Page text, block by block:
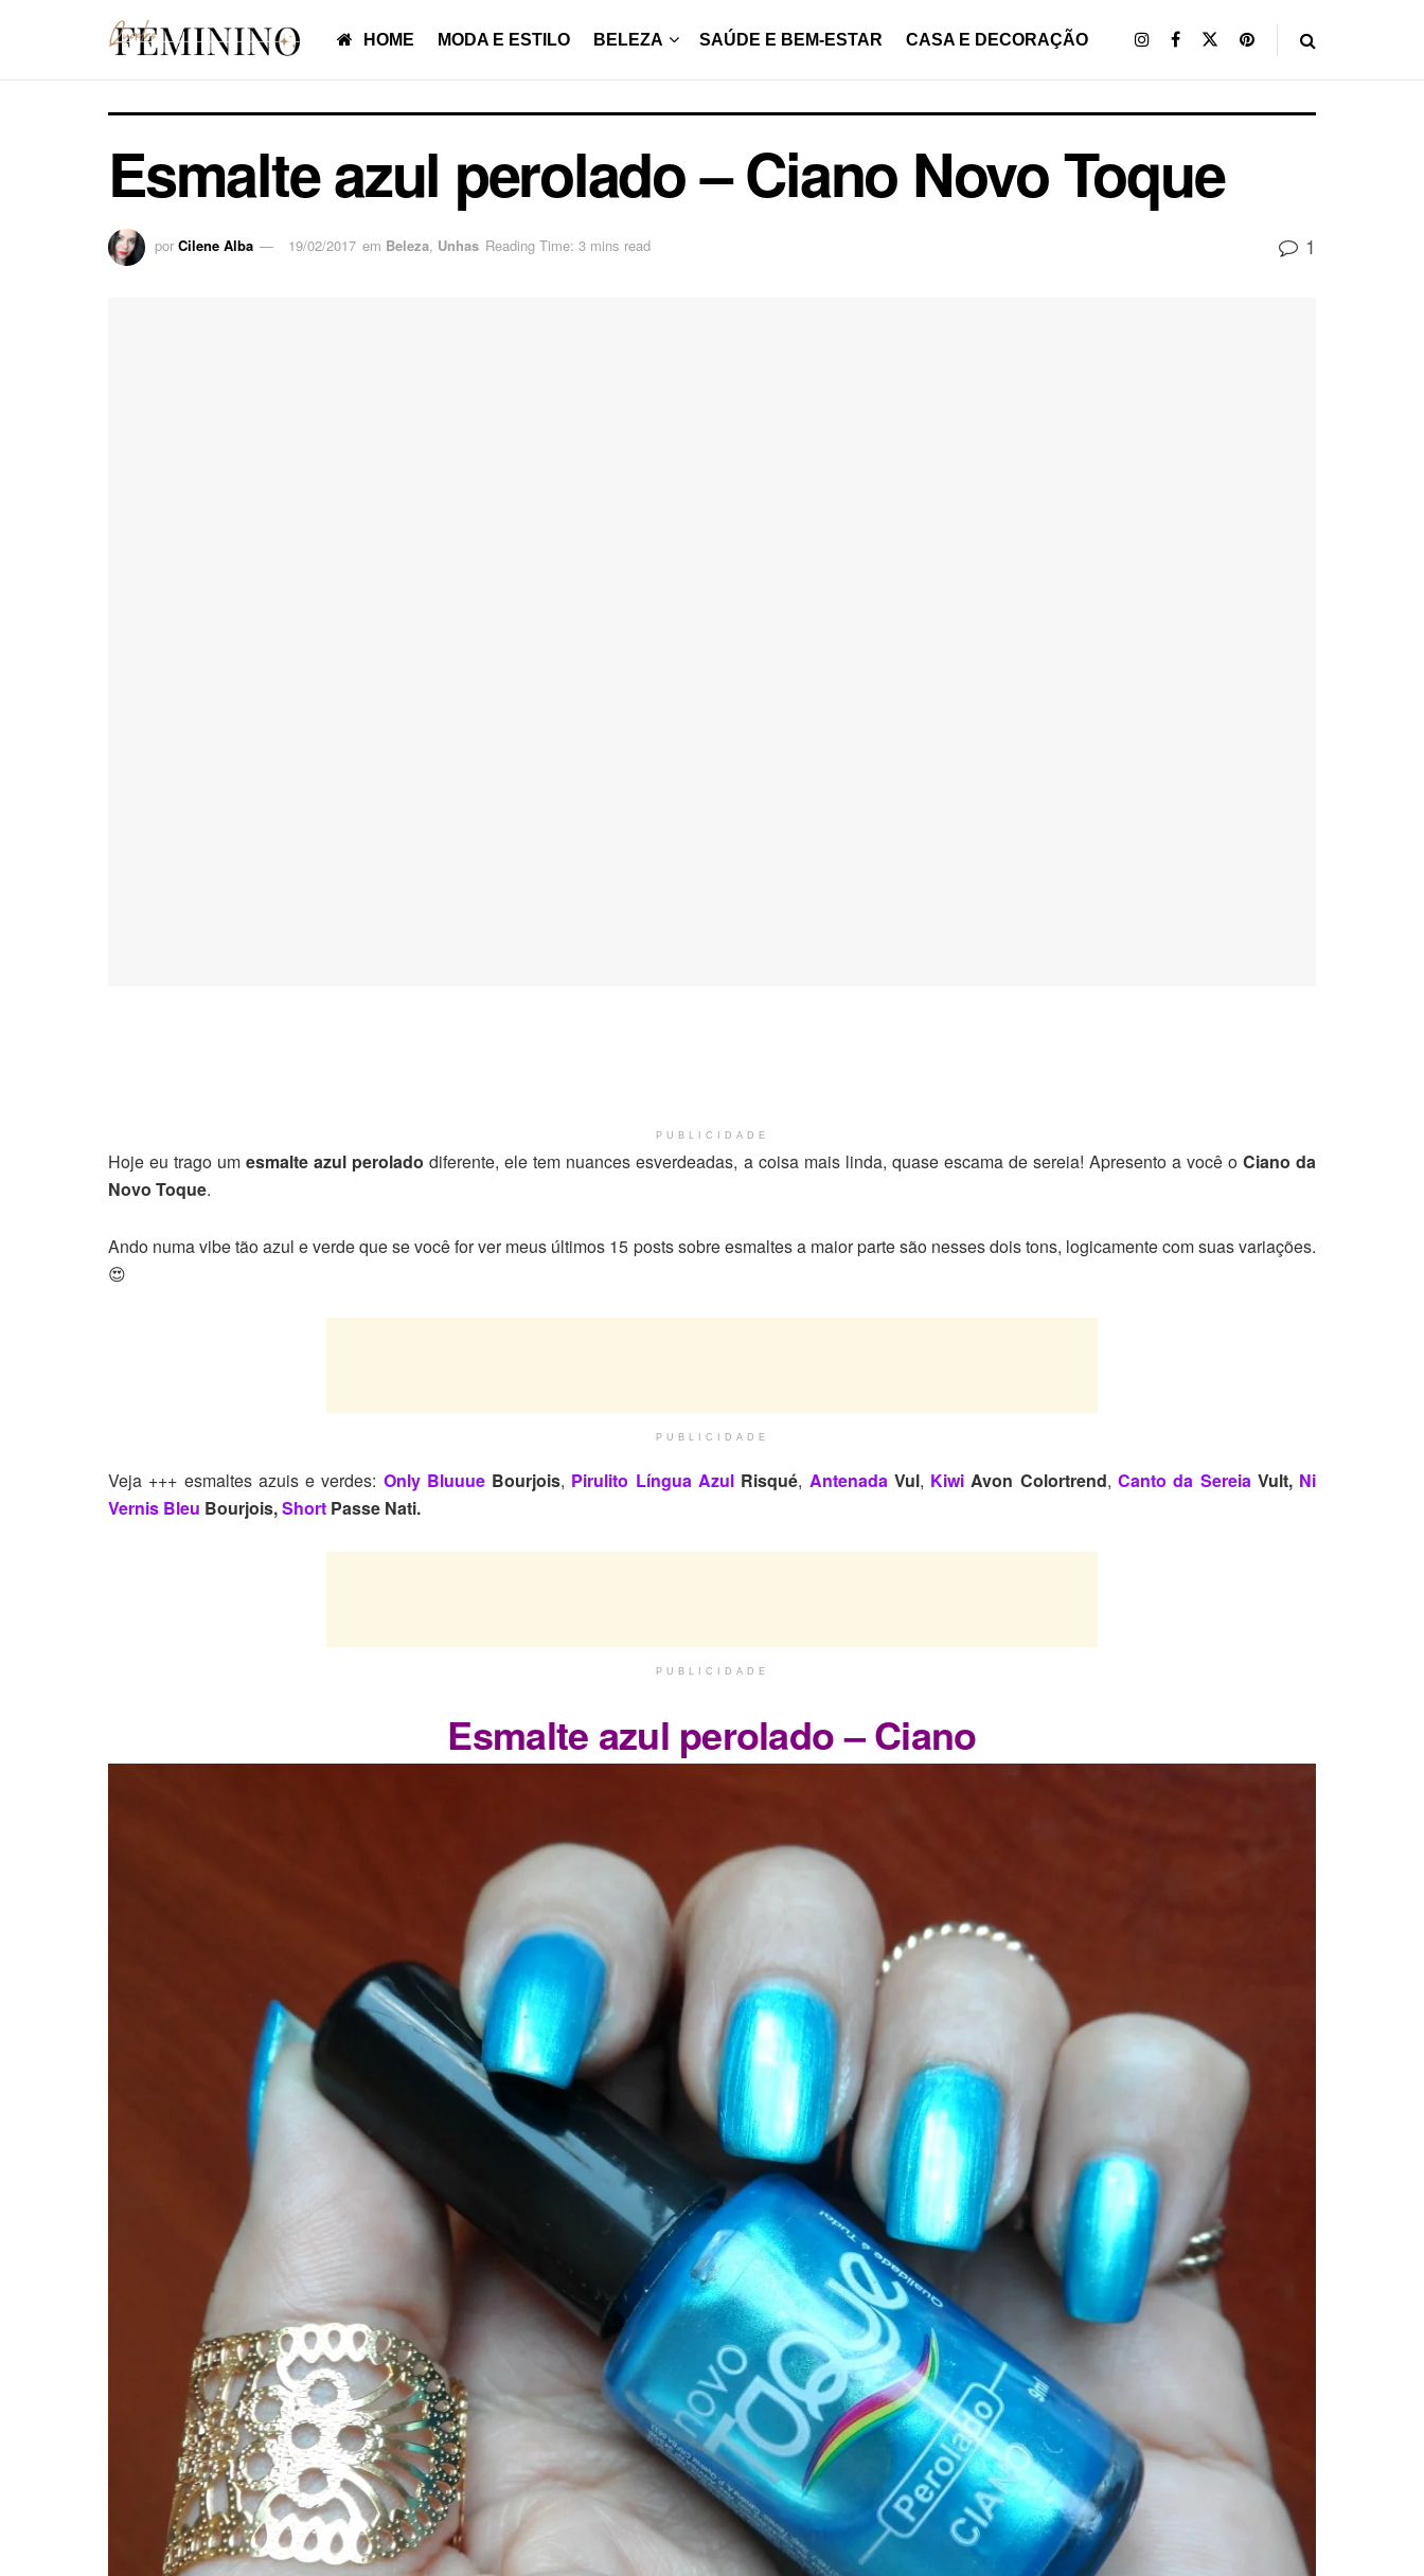
HOME MODA E ESTILO BELEZA SAÚDE E BEM-ESTAR CASA E DECORAÇÃO
Esmalte azul perolado – Ciano Novo Toque
por Cilene Alba 19/02/2017 em Beleza, Unhas Reading Time: 3 mins read 1
PUBLICIDADE
Hoje eu trago umesmalte azul perolado diferente, ele tem nuances esverdeadas, a coisa mais linda, quase escama de sereia! Apresento a você oCiano da
Novo Toque.
Ando numa vibe tão azul e verde que se você for ver meus últimos 15 posts sobre esmaltes a maior parte são nesses dois tons, logicamente com suas variações.
😍
PUBLICIDADE
Veja +++ esmaltes azuis e verdes: Only Bluuue Bourjois, Pirulito Língua Azul Risqué, Antenada Vul, Kiwi Avon Colortrend, Canto da Sereia Vult, Ni
Vernis Bleu Bourjois,Short Passe Nati.
PUBLICIDADE
Esmalte azul perolado – Ciano